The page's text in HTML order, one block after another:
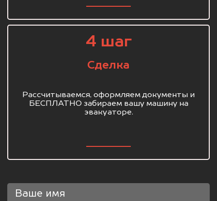
4 шаг
Сделка
Рассчитываемся, оформляем документы и
БЕСПЛАТНО забираем вашу машину на
эвакуаторе.